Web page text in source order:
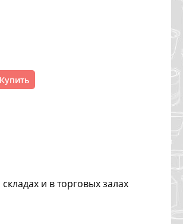
Купить
и в торговых залах